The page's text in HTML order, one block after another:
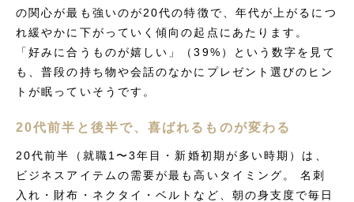
の関心が最も強いのが20代の特徴で、年代が上がるにつ
れ緩やかに下がっていく傾向の起点にあたります。
「好みに合うものが嬉しい」（39%）という数字を見て
も、普段の持ち物や会話のなかにプレゼント選びのヒン
トが眠っていそうです。
20代前半と後半で、喜ばれるものが変わる
20代前半（就職1〜3年目・新婚初期が多い時期）は、
ビジネスアイテムの需要が最も高いタイミング。 名刺
入れ・財布・ネクタイ・ベルトなど、朝の身支度で毎日